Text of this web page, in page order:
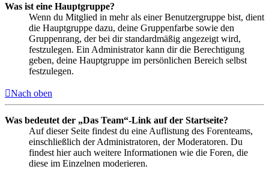
Was ist eine Hauptgruppe?
Wenn du Mitglied in mehr als einer Benutzergruppe bist, dient
die Hauptgruppe dazu, deine Gruppenfarbe sowie den
Gruppenrang, der bei dir standardmäßig angezeigt wird,
festzulegen. Ein Administrator kann dir die Berechtigung
geben, deine Hauptgruppe im persönlichen Bereich selbst
festzulegen.
Nach oben
Was bedeutet der „Das Team“-Link auf der Startseite?
Auf dieser Seite findest du eine Auflistung des Forenteams,
einschließlich der Administratoren, der Moderatoren. Du
findest hier auch weitere Informationen wie die Foren, die
diese im Einzelnen moderieren.